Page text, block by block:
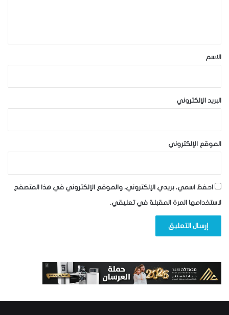
*الاسم
البريد الإلكتروني
الموقع الإلكتروني
احفظ اسمي، بريدي الإلكتروني، والموقع الإلكتروني في هذا المتصفح
لاستخدامها المرة المقبلة في تعليقي.